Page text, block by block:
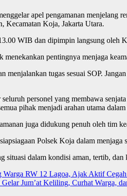
apel pengamanan menjelang
Kecamatan Koja, Jakarta Utara.
WIB dan dipimpin langsung oleh
menekankan pentingnya menjaga
menjalankan tugas sesuai SOP.
personel yang membawa
pihak menjadi arahan utama
juga didukung penuh oleh tim
Polsek Koja dalam
situasi dalam kondisi aman, tertib,
RW 12 Lagoa, Ajak Aktif
Jum’at Keliling, Curhat Warga,